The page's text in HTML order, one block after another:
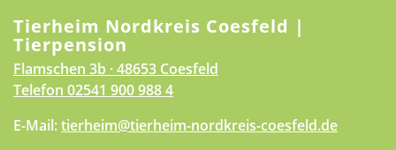
Tierheim Nordkreis Coesfeld |
Tierpension
Flamschen 3b · 48653 Coesfeld
Telefon 02541 900 988 4
E-Mail:tierheim@tierheim-nordkreis-coesfeld.de